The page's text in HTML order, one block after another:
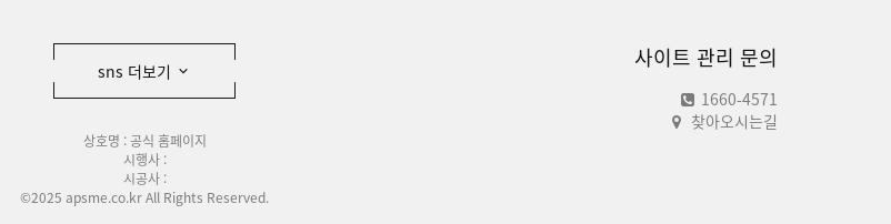
사이트 관리 문의
1660-4571
찾아오시는길
sns 더보기
상호명 : 공식 홈페이지
시행사 :
시공사 :
©2025 apsme.co.kr All Rights Reserved.